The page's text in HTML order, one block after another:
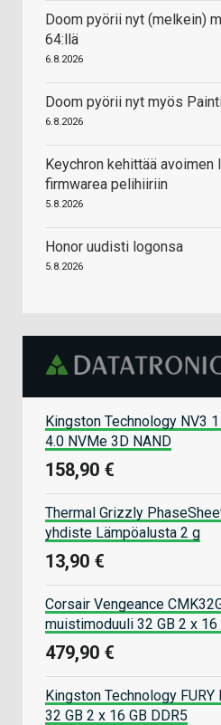
Doom pyörii nyt (melkein)
64:llä
6.8.2026
Doom pyörii nyt myös
6.8.2026
Keychron kehittää avoimen
firmwarea pelihiiriin
5.8.2026
Honor uudisti logonsa
5.8.2026
Kingston Technology NV3
4.0 NVMe 3D NAND
158,90 €
Thermal Grizzly
yhdiste Lämpöalusta 2 g
13,90 €
Corsair Vengeance
muistimoduuli 32 GB 2 x
479,90 €
Kingston Technology
32 GB 2 x 16 GB DDR5